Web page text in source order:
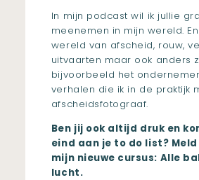
In mijn podcast wil ik jullie
meenemen in mijn wereld.
wereld van afscheid, rouw,
uitvaarten maar ook anders
bijvoorbeeld het
verhalen die ik in de praktijk
afscheidsfotograaf.
Ben jij ook altijd druk en
eind aan je to do list?
mijn nieuwe cursus: Alle
lucht.